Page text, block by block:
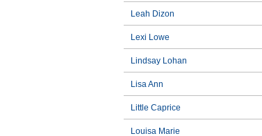
Leah Dizon
Lexi Lowe
Lindsay Lohan
Lisa Ann
Little Caprice
Louisa Marie